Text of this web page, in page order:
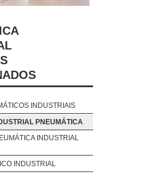
INDUSTRIAIS
PNEUMÁTICA
INDUSTRIAL
INDUSTRIAL